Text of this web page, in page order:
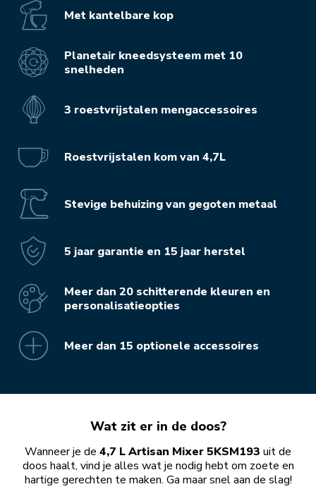
Met kantelbare kop
Planetair kneedsysteem met 10
snelheden
3 roestvrijstalen mengaccessoires
Roestvrijstalen kom van 4,7L
Stevige behuizing van gegoten metaal
5 jaar garantie en 15 jaar herstel
Meer dan 20 schitterende kleuren en
personalisatieopties
Meer dan 15 optionele accessoires
Wat zit er in de doos?
Wanneer je de 4,7 L Artisan Mixer 5KSM193 uit de
doos haalt, vind je alles wat je nodig hebt om zoete en
hartige gerechten te maken. Ga maar snel aan de slag!